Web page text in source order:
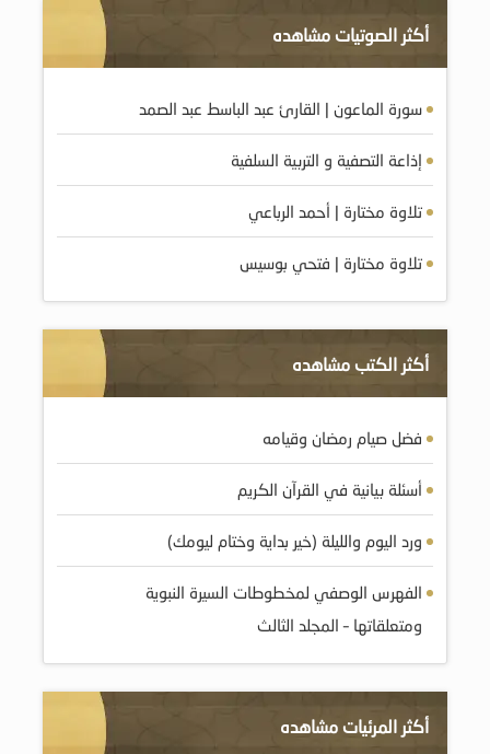
أكثر الصوتيات مشاهده
سورة الماعون | القارئ عبد الباسط عبد الصمد
إذاعة التصفية و التربية السلفية
تلاوة مختارة | أحمد الرباعي
تلاوة مختارة | فتحي بوسيس
أكثر الكتب مشاهده
فضل صيام رمضان وقيامه
أسئلة بيانية في القرآن الكريم
ورد اليوم والليلة (خير بداية وختام ليومك)
الفهرس الوصفي لمخطوطات السيرة النبوية
ومتعلقاتها – المجلد الثالث
أكثر المرئيات مشاهده